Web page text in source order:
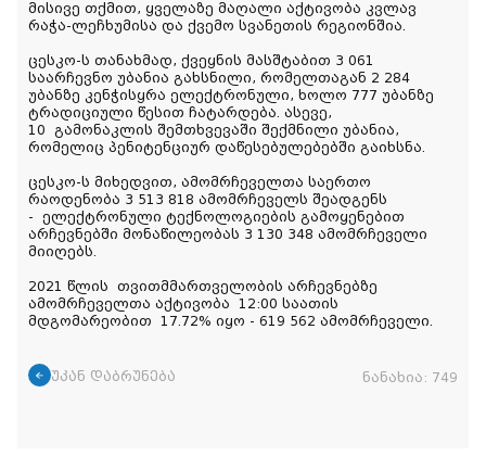
მისივე თქმით, ყველაზე მაღალი აქტივობა კვლავ
რაჭა-ლეჩხუმისა და ქვემო სვანეთის რეგიონშია.
ცესკო-ს თანახმად, ქვეყნის მასშტაბით 3 061
საარჩევნო უბანია გახსნილი, რომელთაგან 2 284
უბანზე კენჭისყრა ელექტრონული, ხოლო 777 უბანზე
ტრადიციული წესით ჩატარდება. ასევე,
10 გამონაკლის შემთხვევაში შექმნილი უბანია,
რომელიც პენიტენციურ დაწესებულებებში გაიხსნა.
ცესკო-ს მიხედვით, ამომრჩეველთა საერთო
რაოდენობა 3 513 818 ამომრჩეველს შეადგენს
- ელექტრონული ტექნოლოგიების გამოყენებით
არჩევნებში მონაწილეობას 3 130 348 ამომრჩეველი
მიიღებს.
2021 წლის თვითმმართველობის არჩევნებზე
ამომრჩეველთა აქტივობა 12:00 საათის
მდგომარეობით 17.72% იყო - 619 562 ამომრჩეველი.
უკან დაბრუნება ნანახია: 749